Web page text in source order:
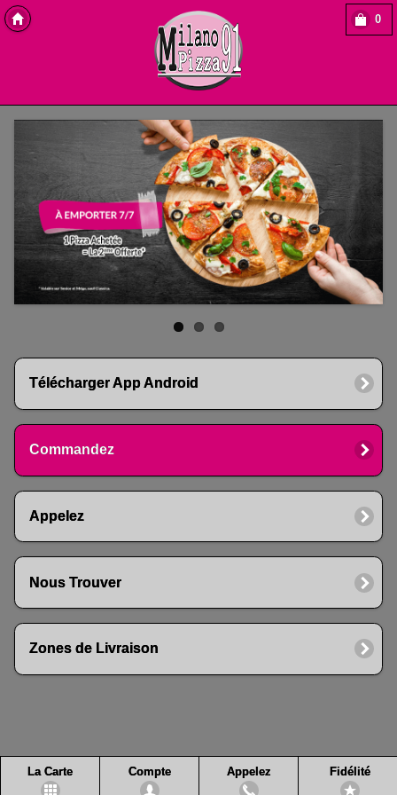
0
Télécharger App Android
Commandez
Appelez
Nous Trouver
Zones de Livraison
La Carte Compte Appelez Fidélité
Copyright Des-click